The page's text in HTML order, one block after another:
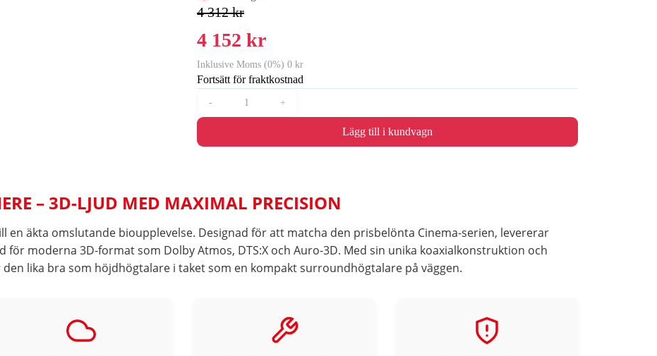
4 312 kr
4 152 kr
Inklusive Moms (0%) 0 kr
Fortsätt för fraktkostnad
- +
Lägg till i kundvagn
– 3D-LJUD MED MAXIMAL PRECISION
en äkta omslutande bioupplevelse. Designad för att matcha den prisbelönta Cinema-serien, levererar
moderna 3D-format som Dolby Atmos, DTS:X och Auro-3D. Med sin unika koaxialkonstruktion och
lika bra som höjdhögtalare i taket som en kompakt surroundhögtalare på väggen.